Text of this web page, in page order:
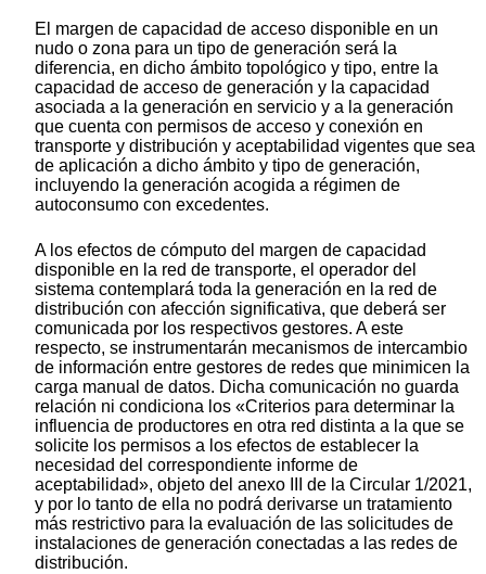
El margen de capacidad de acceso disponible en un
nudo o zona para un tipo de generación será la
diferencia, en dicho ámbito topológico y tipo, entre la
capacidad de acceso de generación y la capacidad
asociada a la generación en servicio y a la generación
que cuenta con permisos de acceso y conexión en
transporte y distribución y aceptabilidad vigentes que sea
de aplicación a dicho ámbito y tipo de generación,
incluyendo la generación acogida a régimen de
autoconsumo con excedentes.
A los efectos de cómputo del margen de capacidad
disponible en la red de transporte, el operador del
sistema contemplará toda la generación en la red de
distribución con afección significativa, que deberá ser
comunicada por los respectivos gestores. A este
respecto, se instrumentarán mecanismos de intercambio
de información entre gestores de redes que minimicen la
carga manual de datos. Dicha comunicación no guarda
relación ni condiciona los «Criterios para determinar la
influencia de productores en otra red distinta a la que se
solicite los permisos a los efectos de establecer la
necesidad del correspondiente informe de
aceptabilidad», objeto del anexo III de la Circular 1/2021,
y por lo tanto de ella no podrá derivarse un tratamiento
más restrictivo para la evaluación de las solicitudes de
instalaciones de generación conectadas a las redes de
distribución.